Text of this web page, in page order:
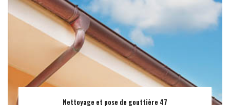
Nettoyage et pose de gouttière 47